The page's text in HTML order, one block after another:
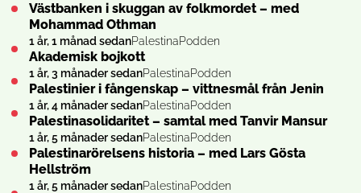
Västbanken i skuggan av folkmordet – med
Mohammad Othman
1 år, 1 månad sedanPalestinaPodden
Akademisk bojkott
1 år, 3 månader sedanPalestinaPodden
Palestinier i fångenskap – vittnesmål från Jenin
1 år, 4 månader sedanPalestinaPodden
Palestinasolidaritet – samtal med Tanvir Mansur
1 år, 5 månader sedanPalestinaPodden
Palestinarörelsens historia – med Lars Gösta
Hellström
1 år, 5 månader sedanPalestinaPodden